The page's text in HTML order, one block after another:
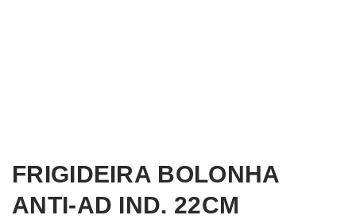
FRIGIDEIRA BOLONHA
ANTI-AD IND. 22CM